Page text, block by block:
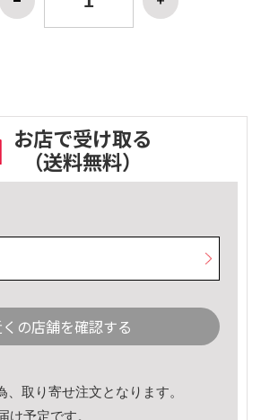
お店で受け取る
（送料無料）
の店舗を確認する
、取り寄せ注文となります。
け予定です。